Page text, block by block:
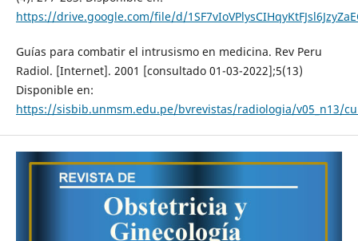
https://drive.google.com/file/d/
Guías para combatir el intrusismo en medicina. Rev Peru
Radiol. [Internet]. 2001 [consultado 01-03-2022];5(13)
Disponible en:
https://sisbib.unmsm.edu.pe/bvrevistas/radiologia/v05_n13/